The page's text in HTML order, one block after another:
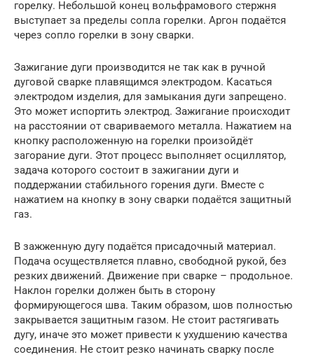
горелку. Небольшой конец вольфрамового стержня
выступает за пределы сопла горелки. Аргон подаётся
через сопло горелки в зону сварки.
Зажигание дуги производится не так как в ручной
дуговой сварке плавящимся электродом. Касаться
электродом изделия, для замыкания дуги запрещено.
Это может испортить электрод. Зажигание происходит
на расстоянии от свариваемого металла. Нажатием на
кнопку расположенную на горелки произойдёт
загорание дуги. Этот процесс выполняет осциллятор,
задача которого состоит в зажигании дуги и
поддержании стабильного горения дуги. Вместе с
нажатием на кнопку в зону сварки подаётся защитный
газ.
В зажженную дугу подаётся присадочный материал.
Подача осуществляется плавно, свободной рукой, без
резких движений. Движение при сварке – продольное.
Наклон горелки должен быть в сторону
формирующегося шва. Таким образом, шов полностью
закрывается защитным газом. Не стоит растягивать
дугу, иначе это может привести к ухудшению качества
соединения. Не стоит резко начинать сварку после